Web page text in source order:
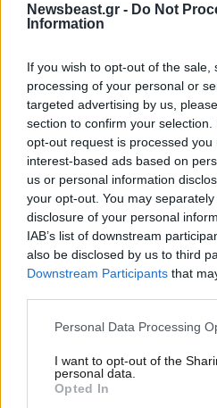
Newsbeast.gr - Do Not
Information
If you wish to opt-out of the
processing of your personal or
targeted advertising by us,
section to confirm your
opt-out request is processed you
interest-based ads based on
us or personal information
your opt-out. You may
disclosure of your personal
IAB’s list of downstream
also be disclosed by us to third
Downstream Participants that
Please note that this website/
not limited to your visit or usage
grant or deny consent to Google
use your data for below
Personal Data Processing
I want to opt-out of the
personal data.
Opted In
09·08·2026 10:52
Τζέικ Μέντγουελ στην